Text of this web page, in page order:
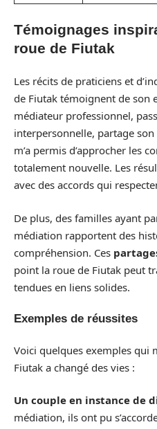
Témoignages
roue de Fiutak
Les récits de praticiens et
de Fiutak témoignent de son
médiateur professionnel,
interpersonnelle, partage
m’a permis d’approcher les
totalement nouvelle. Les
avec des accords qui
De plus, des familles ayant
médiation rapportent des
compréhension. Ces
point la roue de Fiutak peut
tendues en liens solides.
Exemples de réussites
Voici quelques exemples qui
Fiutak a changé des vies :
Un couple en instance de
médiation, ils ont pu